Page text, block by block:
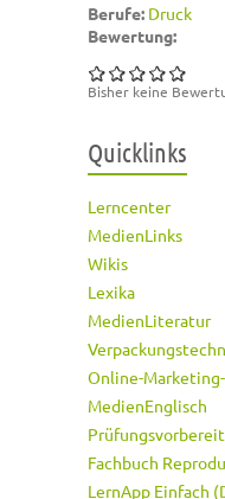
Berufe: Druck
Bewertung:
Bisher keine
Quicklinks
Lerncenter
MedienLinks
Wikis
Lexika
MedienLiteratur
Online-
MedienEnglisch
Fachbuch
LernApp Einfach